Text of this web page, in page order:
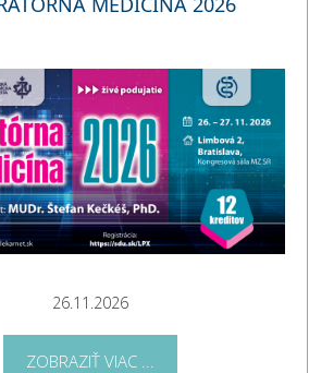
26.11.2026
ZOBRAZIŤ VIAC ...